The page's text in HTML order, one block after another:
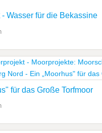
- Wasser für die Bekassine
für das Große Torfmoor